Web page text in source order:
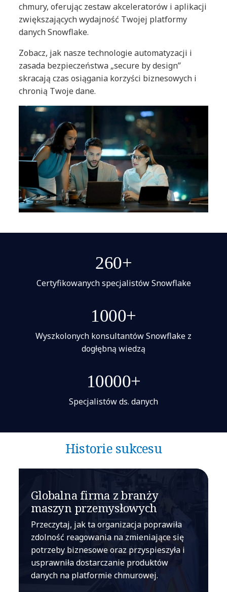
chmury, oferując zestaw akceleratorów i aplikacji
zwiększających wydajność Twojej platformy
danych Snowflake.
Zobacz, jak nasze technologie automatyzacji i
zasada bezpieczeństwa „secure by design”
skracają czas osiągania korzyści biznesowych i
chronią Twoje dane.
260+
Certyfikowanych specjalistów Snowflake
1000+
Wyszkolonych konsultantów Snowflake z
dogłębną wiedzą
10000+
Specjalistów ds. danych
Historie sukcesu
Globalna firma z branży
maszyn przemysłowych
Przeczytaj, jak ta organizacja poprawiła
zdolność reagowania na zmieniające się
potrzeby biznesowe oraz przyspieszyła i
usprawniła dostarczanie produktów
danych na platformie chmurowej.